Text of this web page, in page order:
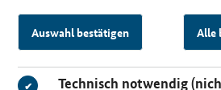
Auswahl bestätigen Alle
Technisch notwendig